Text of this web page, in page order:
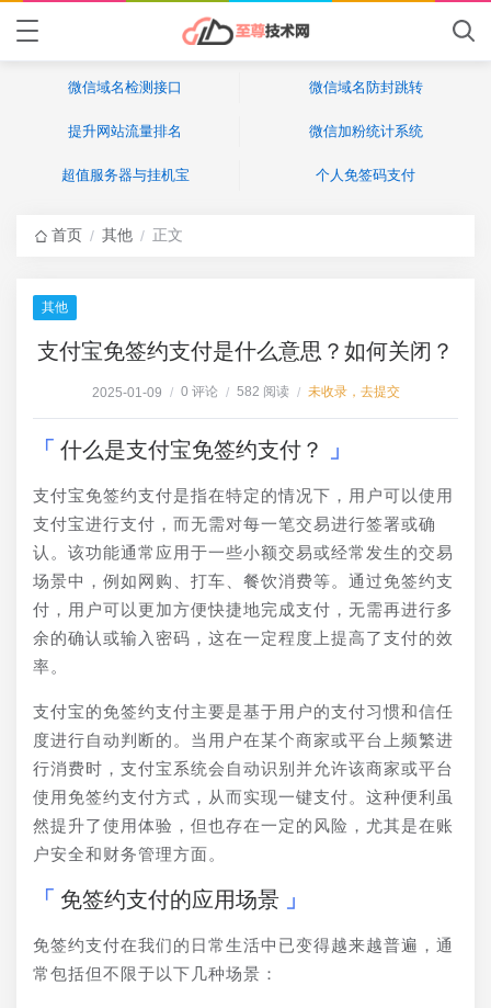
微信域名检测接口 微信域名防封跳转
提升网站流量排名 微信加粉统计系统
超值服务器与挂机宝 个人免签码支付
首页 / 其他 / 正文
其他
支付宝免签约支付是什么意思？如何关闭？
2025-01-09 / 0 评论 / 582 阅读 / 未收录，去提交
什么是支付宝免签约支付？
支付宝免签约支付是指在特定的情况下，用户可以使用
支付宝进行支付，而无需对每一笔交易进行签署或确
认。该功能通常应用于一些小额交易或经常发生的交易
场景中，例如网购、打车、餐饮消费等。通过免签约支
付，用户可以更加方便快捷地完成支付，无需再进行多
余的确认或输入密码，这在一定程度上提高了支付的效
率。
支付宝的免签约支付主要是基于用户的支付习惯和信任
度进行自动判断的。当用户在某个商家或平台上频繁进
行消费时，支付宝系统会自动识别并允许该商家或平台
使用免签约支付方式，从而实现一键支付。这种便利虽
然提升了使用体验，但也存在一定的风险，尤其是在账
户安全和财务管理方面。
免签约支付的应用场景
免签约支付在我们的日常生活中已变得越来越普遍，通
常包括但不限于以下几种场景：